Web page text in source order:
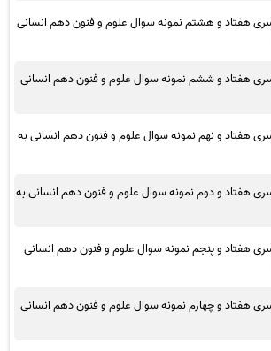
سری هفتاد و هشتم نمونه سوال علوم و فنون دهم انسانی
سری هفتاد و ششم نمونه سوال علوم و فنون دهم انسانی
سری هفتاد و نهم نمونه سوال علوم و فنون دهم انسانی به
سری هفتاد و دوم نمونه سوال علوم و فنون دهم انسانی به
سری هفتاد و پنجم نمونه سوال علوم و فنون دهم انسانی
سری هفتاد و چهارم نمونه سوال علوم و فنون دهم انسانی